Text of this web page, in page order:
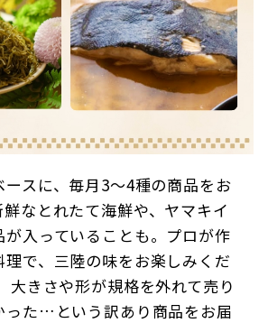
スに、毎月3〜4種の商品をお
なとれたて海鮮や、ヤマキイ
入っていることも。プロが作
理で、三陸の味をお楽しみくだ
大きさや形が規格を外れて売り
った…という訳あり商品をお届